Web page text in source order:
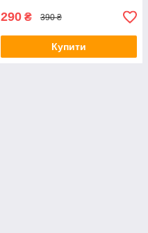
290 ₴ 390 ₴
Купити